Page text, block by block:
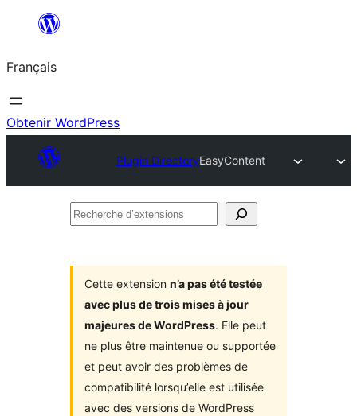
contenu
Français
Obtenir WordPress
Plugin DirectoryEasyContent
Recherche
Cette extension n’a pas été testée
avec plus de trois mises à jour
majeures de WordPress. Elle peut
ne plus être maintenue ou supportée
et peut avoir des problèmes de
compatibilité lorsqu’elle est utilisée
avec des versions de WordPress